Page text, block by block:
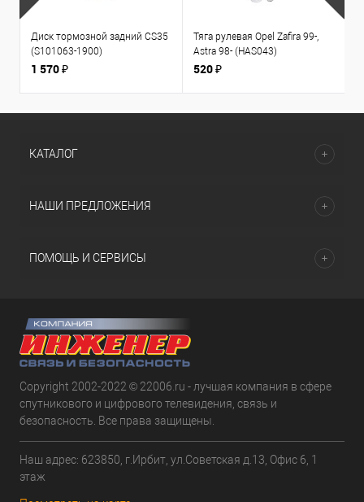
Диск тормозной задний CS35
(S101063-1900)
1 570 ₽
Тяга рулевая Opel Zafira 99-,
Astra 98- (HAS043)
520 ₽
КАТАЛОГ
НАШИ ПРЕДЛОЖЕНИЯ
ПОМОЩЬ И СЕРВИСЫ
Copyright 2002-2022 © 22006.ru - лучшая компания в сфере
спутникового и цифрового телевидения, связь и
безопасность. Все права защищены.
Наш адрес: 623850, г.Ирбит, ул.Советская д.13, Офис 6, 1
этаж